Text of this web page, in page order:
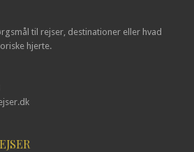
til rejser, destinationer eller hvad
hjerte.